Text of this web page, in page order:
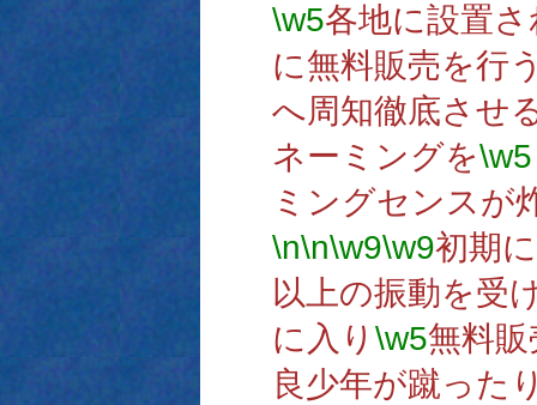
\w5各地に設置
に無料販売を行
へ周知徹底させ
ネーミングを\w5
ミングセンスが
\n\n\w9\w9初期
以上の振動を受
に入り \w5無料
良少年が蹴った